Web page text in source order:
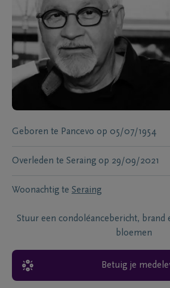
Geboren te Pancevo op 05/07/1954
Overleden te Seraing op 29/09/2021
Woonachtig te Seraing
Stuur een condoléancebericht, brand
bloemen
Betuig je